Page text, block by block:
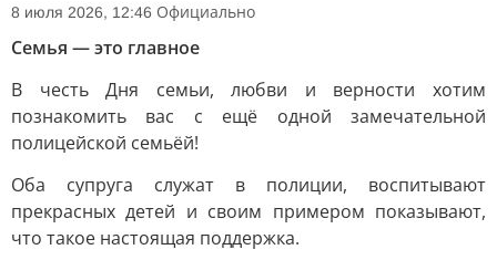
8 июля 2026, 12:46 Официально
Семья — это главное
В честь Дня семьи, любви и верности хотим
познакомить вас с ещё одной замечательной
полицейской семьёй!
Оба супруга служат в полиции, воспитывают
прекрасных детей и своим примером показывают,
что такое настоящая поддержка.